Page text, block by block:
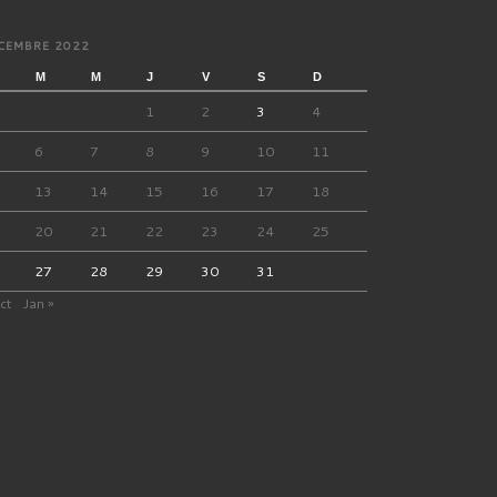
2022
M M J V S D
1 2 3
4
6
7 8 9 10
11
13
14 15 16 17
18
20
21 22 23 24
25
27
28 29 30
31
Jan »